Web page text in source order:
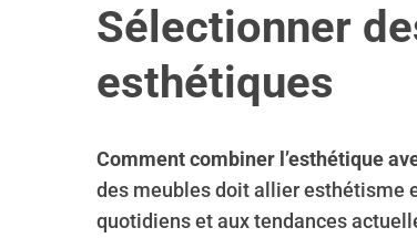
Sélectionner
esthétiques
Comment combiner l’esthétique
des meubles doit allier esthétisme
quotidiens et aux tendances